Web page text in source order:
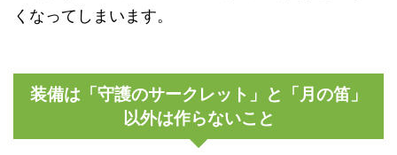
くなってしまいます。
装備は「守護のサークレット」と「月の笛」
以外は作らないこと